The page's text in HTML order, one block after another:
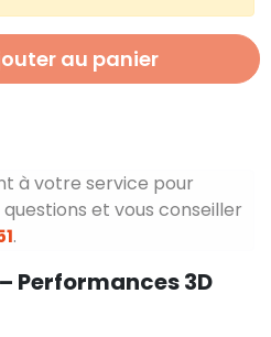
au panier
à votre service pour
et vous conseiller
.
– Performances 3D